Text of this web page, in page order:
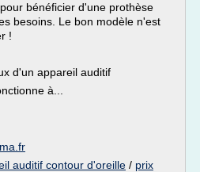
bénéficier d'une prothèse
besoins. Le bon modèle n'est
!
d'un appareil auditif
à...
auditif contour d'oreille / prix